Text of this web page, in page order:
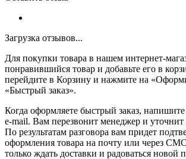
Загрузка отзывов...
Для покупки товара в нашем интернет-
понравившийся товар и добавьте его в
перейдите в Корзину и нажмите на
«Быстрый заказ».
Когда оформляете быстрый заказ,
e-mail. Вам перезвонит менеджер и уточнит
По результатам разговора вам придет
оформления товара на почту или через
только ждать доставки и радоваться новой